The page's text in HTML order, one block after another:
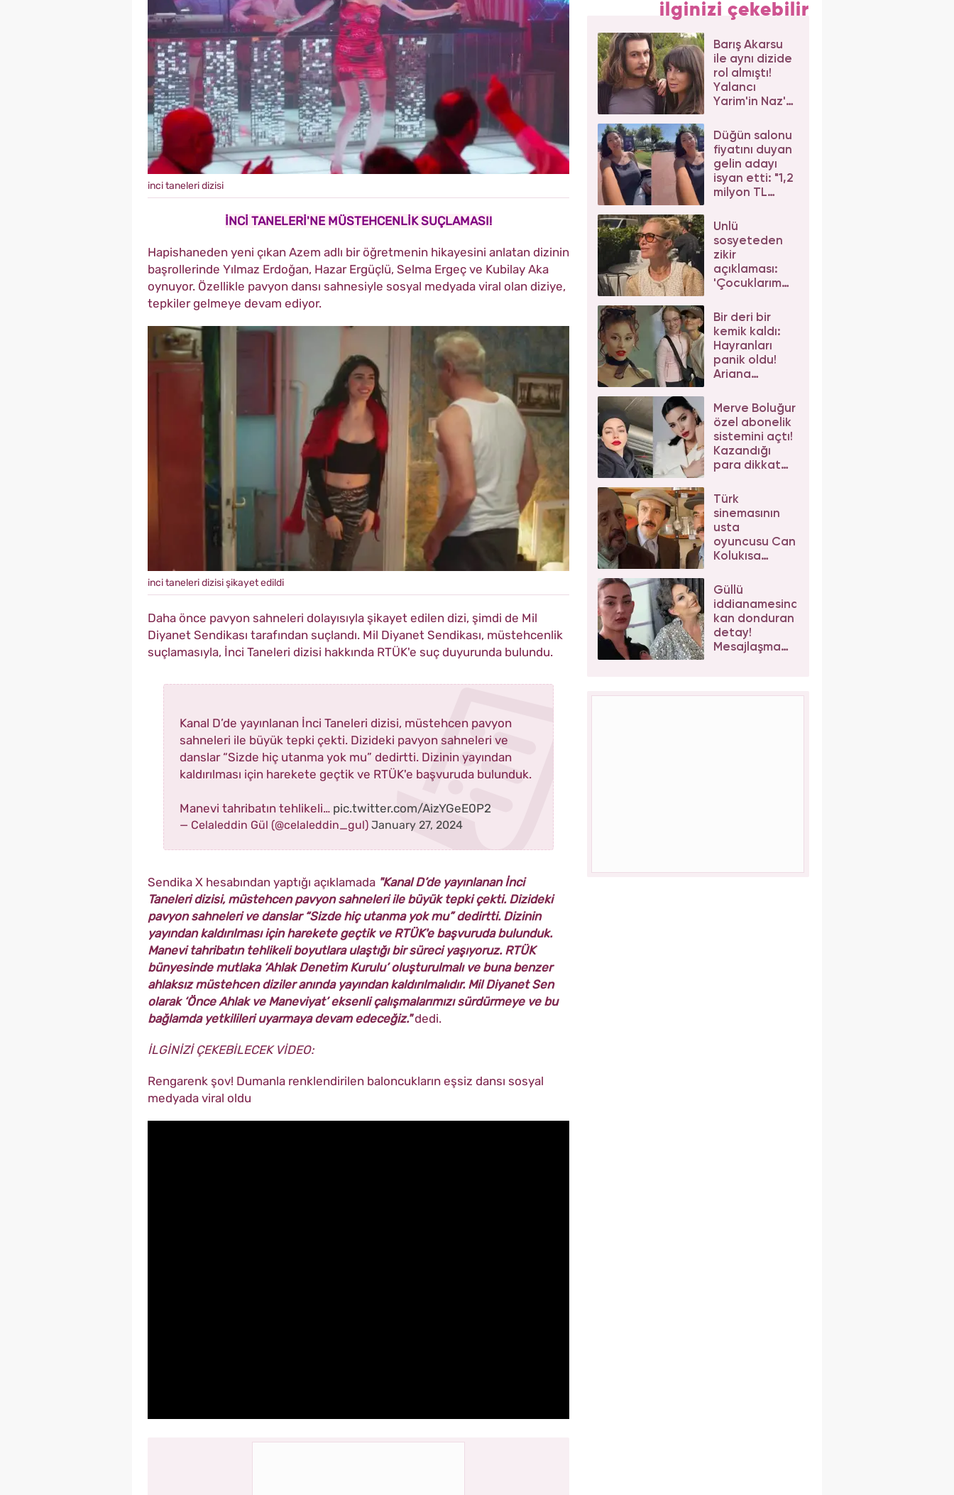
inci taneleri dizisi
İNCİ TANELERİ'NE MÜSTEHCENLİK SUÇLAMASI!
Hapishaneden yeni çıkan Azem adlı bir öğretmenin hikayesini anlatan dizinin
başrollerinde Yılmaz Erdoğan, Hazar Ergüçlü, Selma Ergeç ve Kubilay Aka
oynuyor. Özellikle pavyon dansı sahnesiyle sosyal medyada viral olan diziye,
tepkiler gelmeye devam ediyor.
inci taneleri dizisi şikayet edildi
Daha önce pavyon sahneleri dolayısıyla şikayet edilen dizi, şimdi de Mil
Diyanet Sendikası tarafından suçlandı. Mil Diyanet Sendikası, müstehcenlik
suçlamasıyla, İnci Taneleri dizisi hakkında RTÜK'e suç duyurunda bulundu.
Kanal D’de yayınlanan İnci Taneleri dizisi, müstehcen pavyon
sahneleri ile büyük tepki çekti. Dizideki pavyon sahneleri ve
danslar “Sizde hiç utanma yok mu” dedirtti. Dizinin yayından
kaldırılması için harekete geçtik ve RTÜK'e başvuruda bulunduk.
Manevi tahribatın tehlikeli… pic.twitter.com/AizYGeE0P2
— Celaleddin Gül (@celaleddin_gul) January 27, 2024
Sendika X hesabından yaptığı açıklamada "Kanal D’de yayınlanan İnci
Taneleri dizisi, müstehcen pavyon sahneleri ile büyük tepki çekti. Dizideki
pavyon sahneleri ve danslar “Sizde hiç utanma yok mu” dedirtti. Dizinin
yayından kaldırılması için harekete geçtik ve RTÜK'e başvuruda bulunduk.
Manevi tahribatın tehlikeli boyutlara ulaştığı bir süreci yaşıyoruz. RTÜK
bünyesinde mutlaka ‘Ahlak Denetim Kurulu’ oluşturulmalı ve buna benzer
ahlaksız müstehcen diziler anında yayından kaldırılmalıdır. Mil Diyanet Sen
olarak ‘Önce Ahlak ve Maneviyat’ eksenli çalışmalarımızı sürdürmeye ve bu
bağlamda yetkilileri uyarmaya devam edeceğiz."dedi.
İLGİNİZİ ÇEKEBİLECEK VİDEO:
Rengarenk şov! Dumanla renklendirilen baloncukların eşsiz dansı sosyal
medyada viral oldu
ilginizi çekebilir
Barış Akarsu
ile aynı dizide
rol almıştı!
Yalancı
Yarim'in Naz'ı
beğeni yağdı
Düğün salonu
fiyatını duyan
gelin adayı
isyan etti: "1,2
milyon TL
Ünlü
sosyeteden
zikir
açıklaması:
'Çocuklarım
diyerek gelen
eleştirilere
yanıt verdi
Bir deri bir
kemik kaldı:
Hayranları
panik oldu!
Ariana
son hali
korkuttu
Merve Boluğur
özel abonelik
sistemini açtı!
Kazandığı
para dikkat
Türk
sinemasının
usta
oyuncusu Can
Kolukısa
kaybetti!
Güllü
iddianamesinde
kan donduran
detay!
Mesajlaşma